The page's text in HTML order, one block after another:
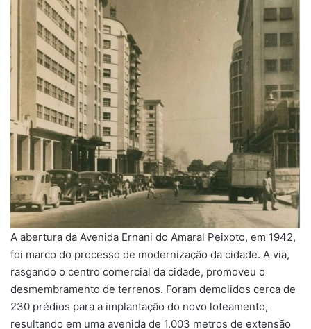
A abertura da Avenida Ernani do Amaral Peixoto, em 1942,
foi marco do processo de modernização da cidade. A via,
rasgando o centro comercial da cidade, promoveu o
desmembramento de terrenos. Foram demolidos cerca de
230 prédios para a implantação do novo loteamento,
resultando em uma avenida de 1.003 metros de extensão